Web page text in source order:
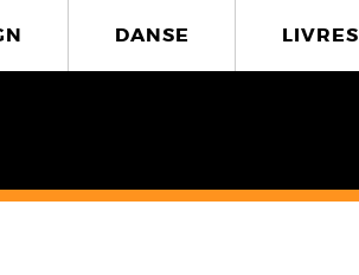
DANSE LIVRES